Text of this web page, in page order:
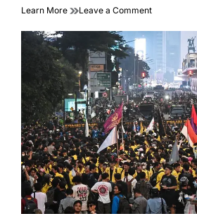
Learn More Leave a Commenton
Desa,
Presiden
Mendengar
Aspirasi
Bangsa